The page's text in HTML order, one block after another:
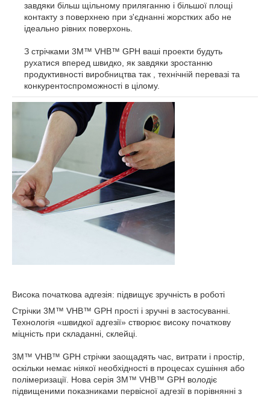
завдяки більш щільному приляганню і більшої площі
контакту з поверхнею при з'єднанні жорстких або не
ідеально рівних поверхонь.
З стрічками 3M™ VHB™ GPH ваші проекти будуть
рухатися вперед швидко, як завдяки зростанню
продуктивності виробництва так , технічній перевазі та
конкурентоспроможності в цілому.
Висока початкова адгезія: підвищує зручність в роботі
Стрічки 3M™ VHB™ GPH прості і зручні в застосуванні.
Технологія «швидкої адгезії» створює високу початкову
міцність при складанні, склейці.
3M™ VHB™ GPH стрічки заощадять час, витрати і простір,
оскільки немає ніякої необхідності в процесах сушіння або
полімеризації. Нова серія 3M™ VHB™ GPH володіє
підвищеними показниками первісної адгезії в порівнянні з